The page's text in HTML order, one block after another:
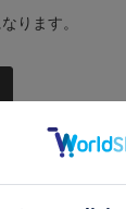
ります。